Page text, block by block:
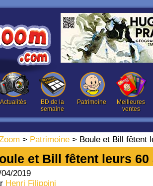
Actualités
BD de la
semaine
Patrimoine
Meilleures
ventes
> Patrimoine > Boule et Bill fêtent
et Bill fêtent leurs
2019
Henri Filippini